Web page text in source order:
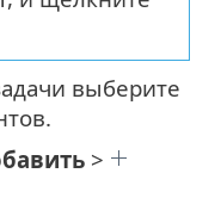
выберите
>